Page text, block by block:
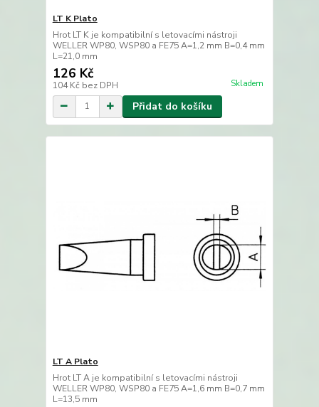
LT K Plato
Hrot LT K je kompatibilní s letovacími nástroji
WELLER WP80, WSP80 a FE75 A=1,2 mm B=0,4 mm
L=21,0 mm
126 Kč
104 Kč bez DPH Skladem
Přidat do košíku
LT A Plato
Hrot LT A je kompatibilní s letovacími nástroji
WELLER WP80, WSP80 a FE75 A=1,6 mm B=0,7 mm
L=13,5 mm